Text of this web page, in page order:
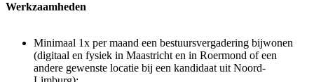
Werkzaamheden
Minimaal 1x per maand een bestuursvergadering bijwonen
(digitaal en fysiek in Maastricht en in Roermond of een
andere gewenste locatie bij een kandidaat uit Noord-